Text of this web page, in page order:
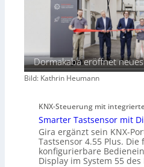
Dormakaba eröffnet
Bild: Kathrin Heumann
KNX-Steuerung mit
Smarter Tastsensor mit
Gira ergänzt sein KNX-
Tastsensor 4.55 Plus. Die
konfigurierbare
Display im System 55